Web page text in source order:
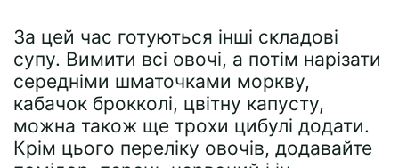
За цей час готуються інші складові
супу. Вимити всі овочі, а потім нарізати
середніми шматочками моркву,
кабачок брокколі, цвітну капусту,
можна також ще трохи цибулі додати.
Крім цього переліку овочів, додавайте